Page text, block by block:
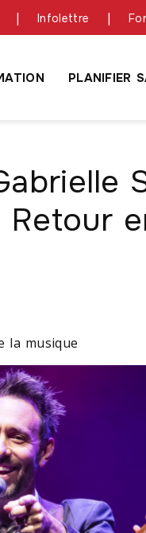
Infolettre
PLANIFIER
la musique